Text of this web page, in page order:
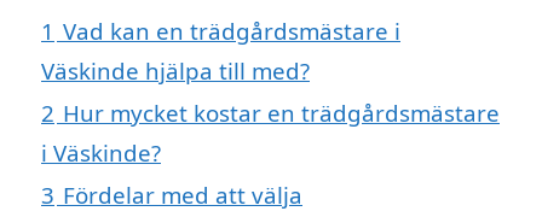
1 Vad kan en trädgårdsmästare i
Väskinde hjälpa till med?
2 Hur mycket kostar en trädgårdsmästare
i Väskinde?
3 Fördelar med att välja